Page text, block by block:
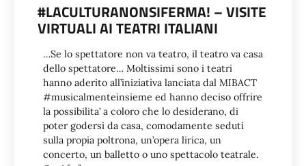
#LACULTURANONSIFERMA! – VISITE
VIRTUALI AI TEATRI ITALIANI
…Se lo spettatore non va teatro, il teatro va casa
dello spettatore… Moltissimi sono i teatri
hanno aderito all’iniziativa lanciata dal MIBACT
#musicalmenteinsieme ed hanno deciso offrire
la possibilita’ a coloro che lo desiderano, di
poter godersi da casa, comodamente seduti
sulla propia poltrona, un’opera lirica, un
concerto, un balletto o uno spettacolo teatrale.